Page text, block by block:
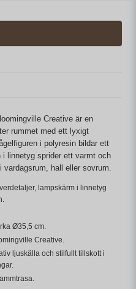
Creative är en
rummet med ett lyxigt
i polyresin bildar ett
linnetyg sprider ett varmt och
hall eller sovrum.
lampskärm i linnetyg
Ø35,5 cm.
Creative.
ljuskälla och stilfullt tillskott i